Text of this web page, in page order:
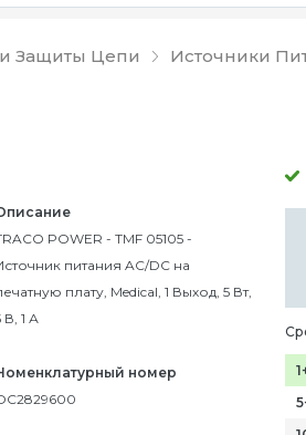
Защиты Цепи Источники
POWER - TMF 05105 -
питания AC/DC на
плату, Medical, 1 Выход, 5 Вт,
В, 1 А
номер